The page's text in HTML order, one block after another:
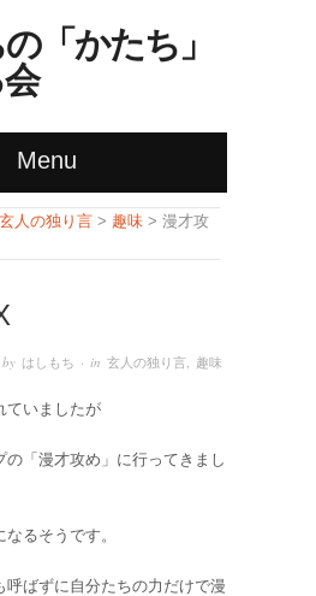
「かたち」
Menu
玄人の独り言 > 趣味 > 漫才攻
by はしもち · in 玄人の独り言, 趣味
ていましたが
の「漫才攻め」に行ってきまし
るそうです。
呼ばずに自分たちの力だけで漫